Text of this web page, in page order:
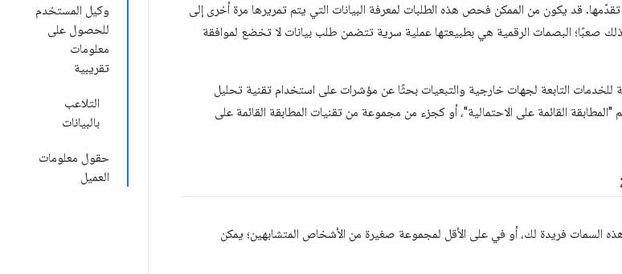
وكيل المستخدم
للحصول على
معلومات
تقريبية
التلاعب
بالبيانات
حقول معلومات
العميل
قد يكون من الممكن فحص هذه الطلبات لمعرفة البيانات التي يتم تمريرها مرة أخرى إلى
صعبًا؛ البصمات الرقمية هي بطبيعتها عملية سرية تتضمن طلب بيانات لا تخضع لموافقة
التابعة لجهات خارجية والتبعيات بحثًا عن مؤشرات على استخدام تقنية تحليل
"المطابقة القائمة على الاحتمالية"، أو كجزء من مجموعة من تقنيات المطابقة القائمة على
السمات فريدة لك، أو في على الأقل لمجموعة صغيرة من الأشخاص المتشابهين؛ يمكن